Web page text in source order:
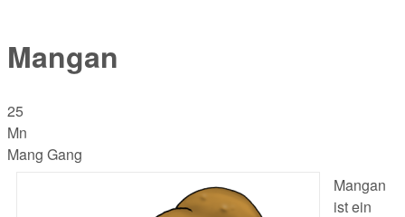
Mangan
25
Mn
Mang Gang
Mangan
ist ein